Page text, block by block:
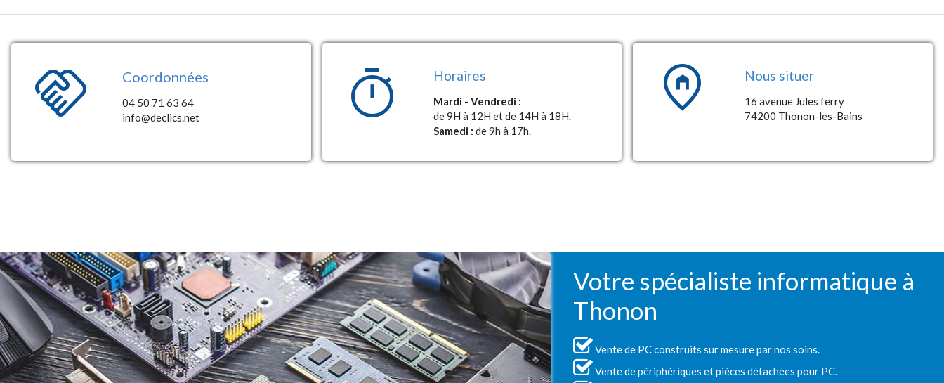
handshake Coordonnées
04 50 71 63 64
info@declics.net
timer Horaires
Mardi - Vendredi :
de 9H à 12H et de 14H à 18H.
Samedi : de 9h à 17h.
home_pin Nous situer
16 avenue Jules ferry
74200 Thonon-les-Bains
Votre spécialiste informatique à
Thonon
Vente de PC construits sur mesure par nos soins.
Vente de périphériques et pièces détachées pour PC.